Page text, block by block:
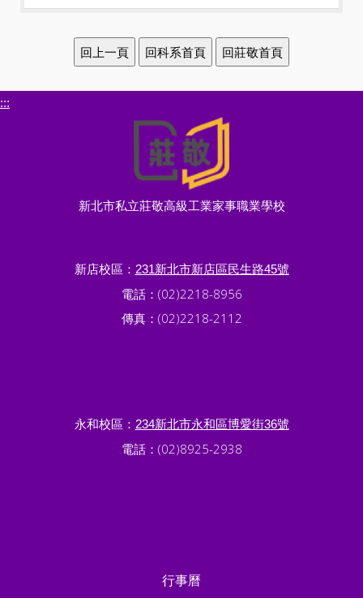
:::
新北市私立莊敬高級工業家事職業學校
新店校區： 231新北市新店區民生路45號
電話：(02)2218-8956
傳真：(02)2218-2112
永和校區： 234新北市永和區博愛街36號
電話：(02)8925-2938
行事曆